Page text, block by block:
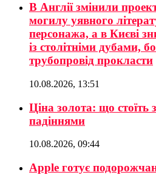
В Англії змінили
могилу уявного
персонажа, а в Києві
із столітніми дубами,
трубопровід прокласти
10.08.2026, 13:51
Ціна золота: що стоїть
падіннями
10.08.2026, 09:44
Apple готує